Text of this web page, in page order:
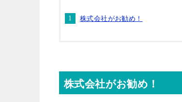
株式会社がお勧め！
株式会社がお勧め！